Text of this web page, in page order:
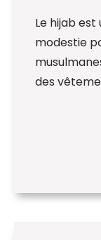
Le hijab
modestie
des